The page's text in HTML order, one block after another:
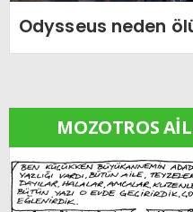
Odysseus neden
MOZOTROS